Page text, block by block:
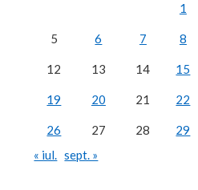
1
5 6 7 8
12 13 14 15
19 20 21 22
26 27 28 29
« iul. sept. »